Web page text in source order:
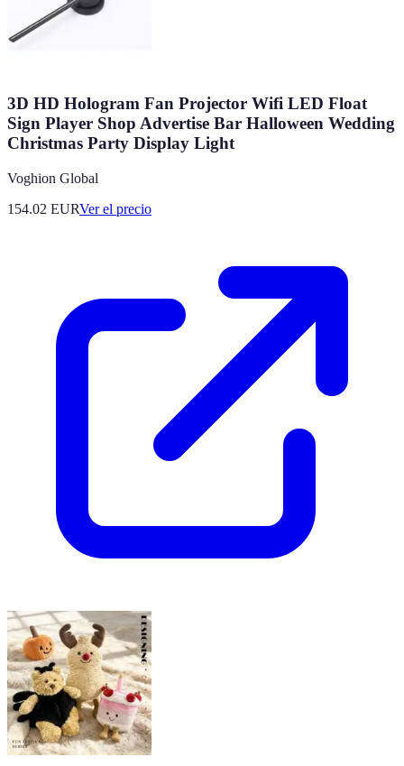
3D HD Hologram Fan Projector Wifi LED Float
Sign Player Shop Advertise Bar Halloween Wedding
Christmas Party Display Light
Voghion Global
154.02 EURVer el precio